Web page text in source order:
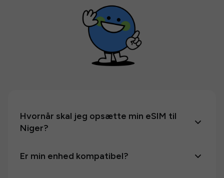
Hvornår skal jeg opsætte min eSIM til
Niger?
Er min enhed kompatibel?